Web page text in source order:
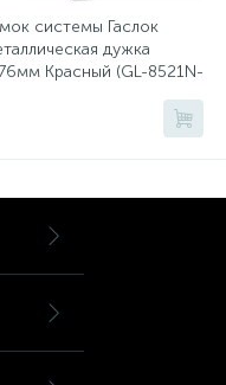
системы Гаслок
дужка
Красный (GL-8521N-